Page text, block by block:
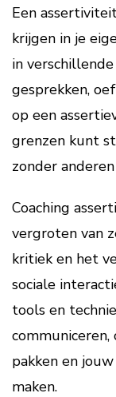
Een
krijgen in je
in
gesprekken,
op een
grenzen kunt
zonder
Coaching
vergroten van
kritiek en het
sociale
tools en
pakken en
maken.